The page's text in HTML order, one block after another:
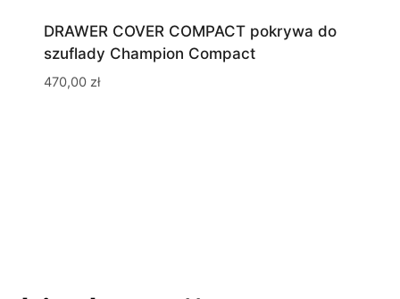
DRAWER COVER COMPACT pokrywa do
szuflady Champion Compact
470,00 zł